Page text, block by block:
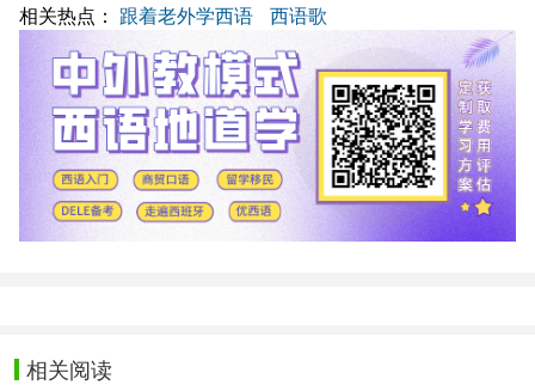
相关热点： 跟着老外学西语 西语歌
相关阅读